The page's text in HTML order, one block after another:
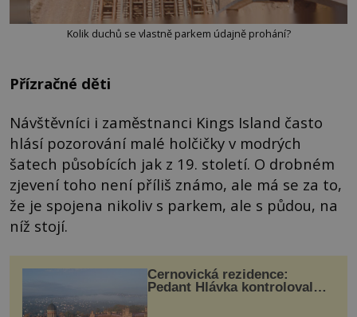
Kolik duchů se vlastně parkem údajně prohání?
Přízračné děti
Návštěvníci i zaměstnanci Kings Island často
hlásí pozorování malé holčičky v modrých
šatech působících jak z 19. století. O drobném
zjevení toho není příliš známo, ale má se za to,
že je spojena nikoliv s parkem, ale s půdou, na
níž stojí.
Černovická rezidence:
Pedant Hlávka kontroloval